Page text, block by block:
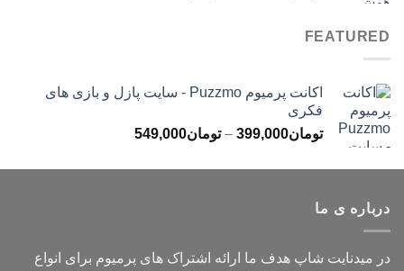
FEATURED
اکانت پرمیوم Puzzmo - سایت پازل و بازی های
فکری
تومان399,000
– تومان549,000محدوده
تومان399,000
درباره ی ما
در میدنایت شاپ هدف ما ارائه اشتراک های پرمیوم برای انواع